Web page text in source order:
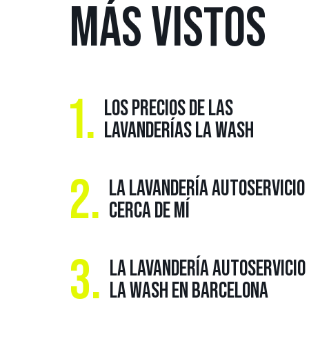
MÁS VISTOS
1. LOS PRECIOS DE LAS
LAVANDERÍAS LA WASH
2. LA LAVANDERÍA AUTOSERVICIO
CERCA DE MÍ
3. LA LAVANDERÍA AUTOSERVICIO
LA WASH EN BARCELONA